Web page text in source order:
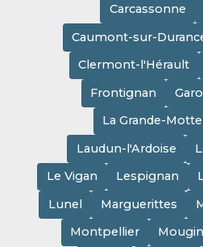
Carcassonne
Caumont-sur-
Clermont-l'Hérault
Frontignan
La Grande-Motte
Laudun-l'Ardoise
Le Vigan
Lespignan
Lunel
Marguerittes
Montpellier